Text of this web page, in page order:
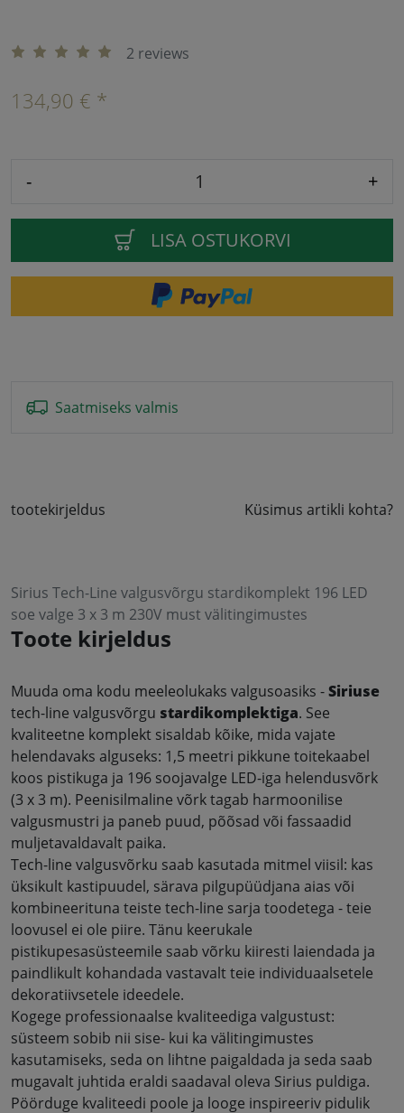
2 reviews
134,90 € *
- +
LISA OSTUKORVI
Saatmiseks valmis
tootekirjeldus Küsimus artikli kohta?
Sirius Tech-Line valgusvõrgu stardikomplekt 196 LED
soe valge 3 x 3 m 230V must välitingimustes
Toote kirjeldus
Muuda oma kodu meeleolukaks valgusoasiks -Siriuse
tech-line valgusvõrgu stardikomplektiga. See
kvaliteetne komplekt sisaldab kõike, mida vajate
helendavaks alguseks: 1,5 meetri pikkune toitekaabel
koos pistikuga ja 196 soojavalge LED-iga helendusvõrk
(3 x 3 m). Peenisilmaline võrk tagab harmoonilise
valgusmustri ja paneb puud, põõsad või fassaadid
muljetavaldavalt paika.
Tech-line valgusvõrku saab kasutada mitmel viisil: kas
üksikult kastipuudel, särava pilgupüüdjana aias või
kombineerituna teiste tech-line sarja toodetega - teie
loovusel ei ole piire. Tänu keerukale
pistikupesasüsteemile saab võrku kiiresti laiendada ja
paindlikult kohandada vastavalt teie individuaalsetele
dekoratiivsetele ideedele.
Kogege professionaalse kvaliteediga valgustust:
süsteem sobib nii sise- kui ka välitingimustes
kasutamiseks, seda on lihtne paigaldada ja seda saab
mugavalt juhtida eraldi saadaval oleva Sirius puldiga.
Pöörduge kvaliteedi poole ja looge inspireeriv pidulik